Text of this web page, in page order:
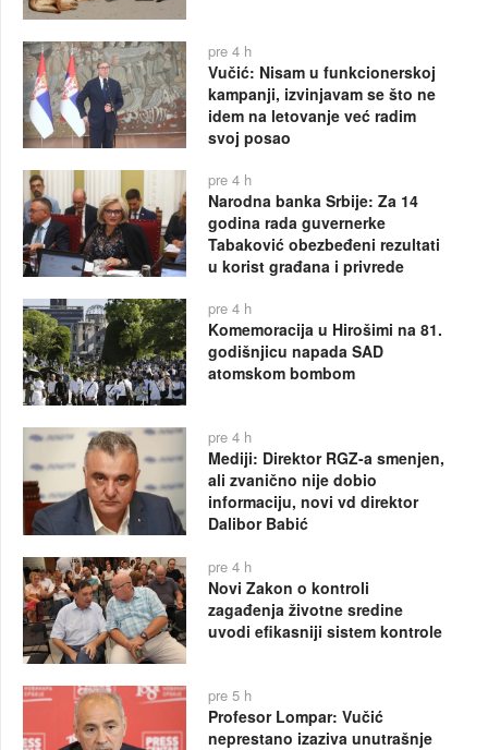
pre 4 h
Vučić: Nisam u funkcionerskoj
kampanji, izvinjavam se što ne
idem na letovanje već radim
svoj posao
pre 4 h
Narodna banka Srbije: Za 14
godina rada guvernerke
Tabaković obezbeđeni rezultati
u korist građana i privrede
pre 4 h
Komemoracija u Hirošimi na 81.
godišnjicu napada SAD
atomskom bombom
pre 4 h
Mediji: Direktor RGZ-a smenjen,
ali zvanično nije dobio
informaciju, novi vd direktor
Dalibor Babić
pre 4 h
Novi Zakon o kontroli
zagađenja životne sredine
uvodi efikasniji sistem kontrole
pre 5 h
Profesor Lompar: Vučić
neprestano izaziva unutrašnje